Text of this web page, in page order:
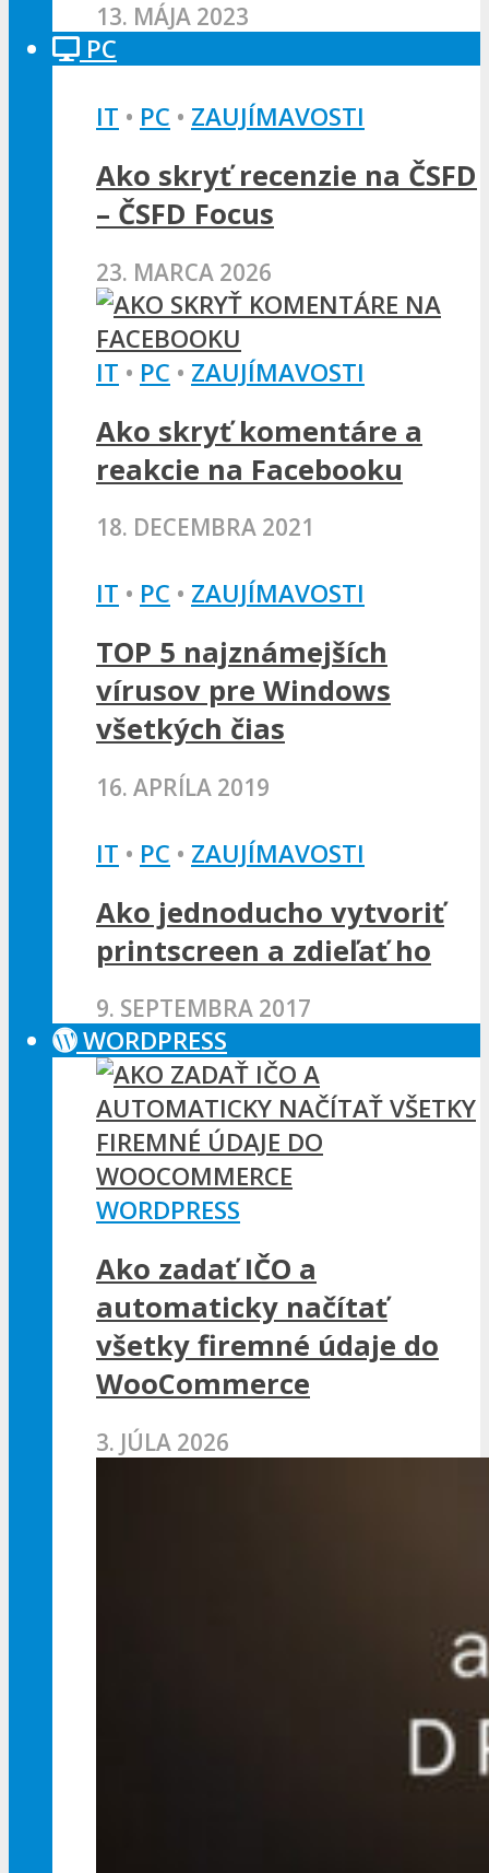
13. MÁJA 2023
PC
IT • PC • ZAUJÍMAVOSTI
Ako skryť recenzie na ČSFD
– ČSFD Focus
23. MARCA 2026
IT • PC • ZAUJÍMAVOSTI
Ako skryť komentáre a
reakcie na Facebooku
18. DECEMBRA 2021
IT • PC • ZAUJÍMAVOSTI
TOP 5 najznámejších
vírusov pre Windows
všetkých čias
16. APRÍLA 2019
IT • PC • ZAUJÍMAVOSTI
Ako jednoducho vytvoriť
printscreen a zdieľať ho
9. SEPTEMBRA 2017
WORDPRESS
WORDPRESS
Ako zadať IČO a
automaticky načítať
všetky firemné údaje do
WooCommerce
3. JÚLA 2026